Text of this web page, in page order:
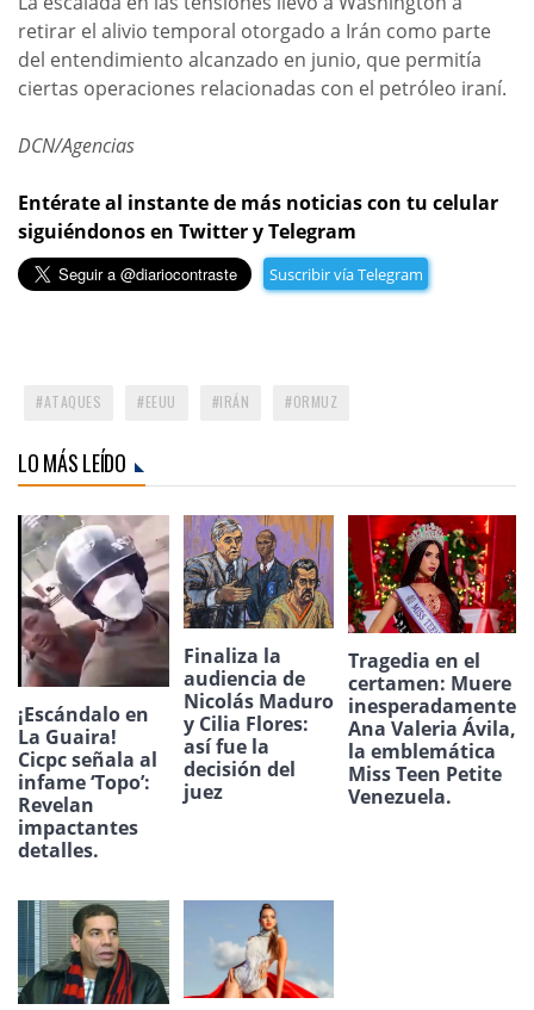
retirar el alivio temporal otorgado a Irán como parte
del entendimiento alcanzado en junio, que permitía
ciertas operaciones relacionadas con el petróleo iraní.
DCN/Agencias
Entérate al instante de más noticias con tu celular
siguiéndonos en Twitter y Telegram
Suscribir vía Telegram
ATAQUES EEUU IRÁN ORMUZ
LO MÁS LEÍDO
¡Escándalo en
La Guaira!
Cicpc señala al
infame ‘Topo’:
Revelan
impactantes
detalles.
Finaliza la
audiencia de
Nicolás Maduro
y Cilia Flores:
así fue la
decisión del
juez
Tragedia en el
certamen: Muere
inesperadamente
Ana Valeria Ávila,
la emblemática
Miss Teen Petite
Venezuela.